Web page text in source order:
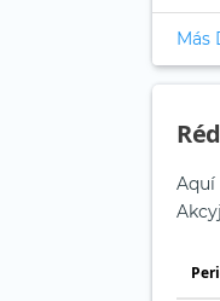
Más
Aquí